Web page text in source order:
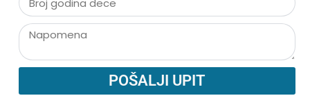
POŠALJI UPIT